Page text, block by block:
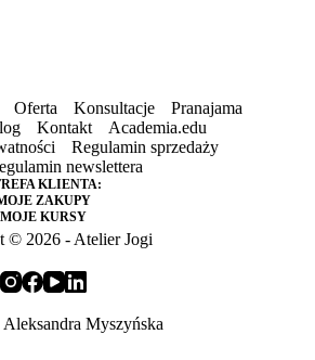
Oferta Konsultacje
Pranajama
Kontakt
Academia.edu
Regulamin sprzedaży
newslettera
KLIENTA:
ZAKUPY
MOJE KURSY
© 2026 - Atelier Jogi
Aleksandra Myszyńska